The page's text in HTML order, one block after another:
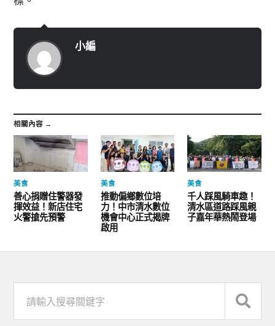
小編
相關內容 →
美食
善心捐贈住警器發
揮效益！新店住宅
火警搶先預警
美食
推動偏鄉數位培
力！中市清水數位
機會中心正式揭牌
啟用
美食
千人踩風騎車趣！
清水區道路踩風親
子嘉年華熱鬧登場